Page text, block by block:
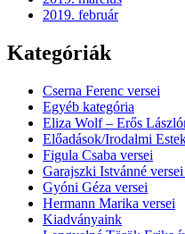
2019. február
Kategóriák
Cserna Ferenc versei
Egyéb kategória
Eliza Wolf – Erős
Előadások/Irodalmi
Figula Csaba versei
Garajszki Istvánné
Gyóni Géza versei
Hermann Marika versei
Kiadványaink